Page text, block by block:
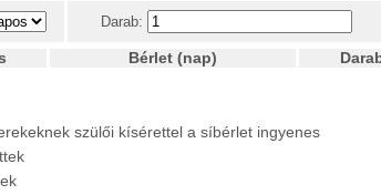
Darab:
Bérlet (nap)
szülői kísérettel a síbérlet ingyenes